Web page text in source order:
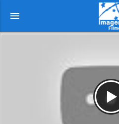
menu